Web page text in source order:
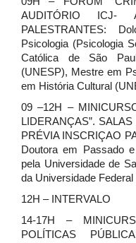
AUDITÓRIO ICJ-
PALESTRANTES:
Psicologia (Psicologia
Católica de São
(UNESP), Mestre em
em História Cultural
09 –12H –
LIDERANÇAS”.
PRÉVIA INSCRIÇAO
Doutora em Passado
pela Universidade de
da Universidade
12H – INTERVALO
14-17H –
POLÍTICAS